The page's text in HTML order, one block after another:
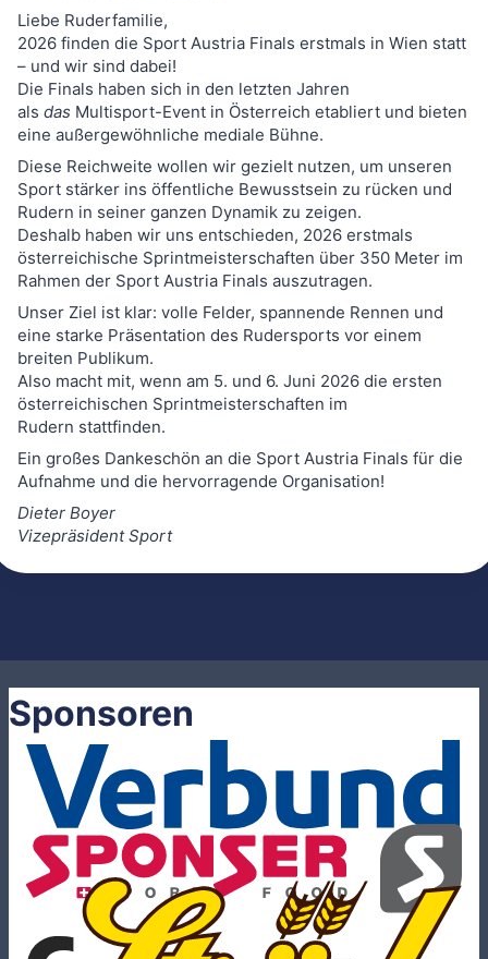
Liebe Ruderfamilie,
2026 finden die Sport Austria Finals erstmals in Wien statt
– und wir sind dabei!
Die Finals haben sich in den letzten Jahren
als das Multisport-Event in Österreich etabliert und bieten
eine außergewöhnliche mediale Bühne.
Diese Reichweite wollen wir gezielt nutzen, um unseren
Sport stärker ins öffentliche Bewusstsein zu rücken und
Rudern in seiner ganzen Dynamik zu zeigen.
Deshalb haben wir uns entschieden, 2026 erstmals
österreichische Sprintmeisterschaften über 350 Meter im
Rahmen der Sport Austria Finals auszutragen.
Unser Ziel ist klar: volle Felder, spannende Rennen und
eine starke Präsentation des Rudersports vor einem
breiten Publikum.
Also macht mit, wenn am 5. und 6. Juni 2026 die ersten
österreichischen Sprintmeisterschaften im
Rudern stattfinden.
Ein großes Dankeschön an die Sport Austria Finals für die
Aufnahme und die hervorragende Organisation!
Dieter Boyer
Vizepräsident Sport
Sponsoren